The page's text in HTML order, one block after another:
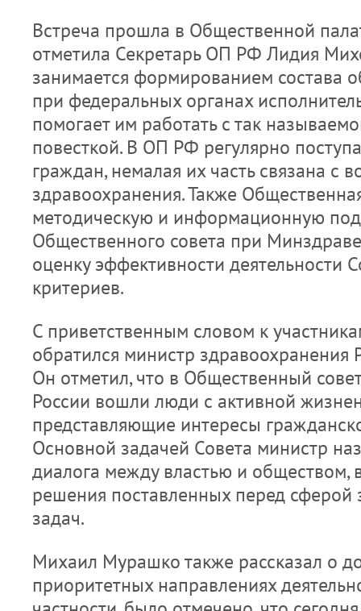
Встреча прошла в Общественной
отметила Секретарь ОП РФ Лидия
занимается формированием состава
при федеральных органах
помогает им работать с так
повесткой. В ОП РФ регулярно
граждан, немалая их часть связана с
здравоохранения. Также
методическую и информационную
Общественного совета при
оценку эффективности деятельности
критериев.
С приветственным словом к
обратился министр
Он отметил, что в Общественный
России вошли люди с активной
представляющие интересы
Основной задачей Совета министр
диалога между властью и обществом,
решения поставленных перед сферой
задач.
Михаил Мурашко также рассказал о
приоритетных направлениях